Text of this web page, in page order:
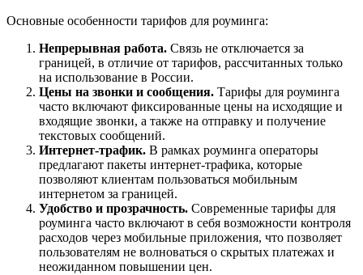
Основные особенности тарифов для роуминга:
Непрерывная работа. Связь не отключается за
границей, в отличие от тарифов, рассчитанных только
на использование в России.
Цены на звонки и сообщения. Тарифы для роуминга
часто включают фиксированные цены на исходящие и
входящие звонки, а также на отправку и получение
текстовых сообщений.
Интернет-трафик. В рамках роуминга операторы
предлагают пакеты интернет-трафика, которые
позволяют клиентам пользоваться мобильным
интернетом за границей.
Удобство и прозрачность. Современные тарифы для
роуминга часто включают в себя возможности контроля
расходов через мобильные приложения, что позволяет
пользователям не волноваться о скрытых платежах и
неожиданном повышении цен.